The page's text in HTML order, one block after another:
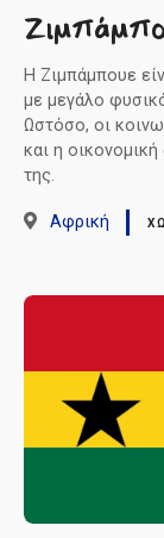
Η Ζιμπάμπουε
με μεγάλο
Ωστόσο, οι
και η
της.
Αφρική